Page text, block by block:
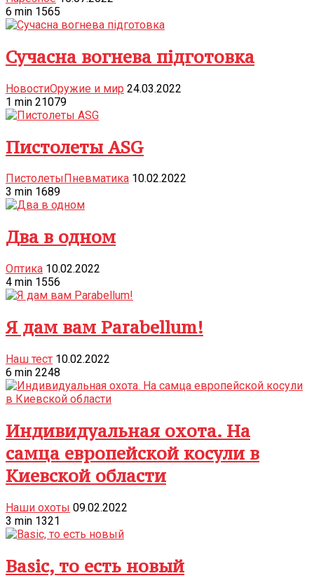
6 min 1565
Сучасна вогнева підготовка
НовостиОружие и мир 24.03.2022
1 min 21079
Пистолеты ASG
Пистолеты Пневматика 10.02.2022
3 min 1689
Два в одном
Оптика 10.02.2022
4 min 1556
Я дам вам Parabellum!
Наш тест 10.02.2022
6 min 2248
Индивидуальная охота. На
самца европейской косули в
Киевской области
Наши охоты 09.02.2022
3 min 1321
Basic, то есть новый